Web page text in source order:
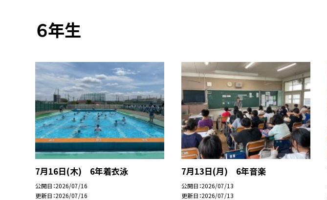
６年生
7月16日(木) 6年着衣泳
公開日 2026/07/16
更新日 2026/07/16
7月13日(月) 6年音楽
公開日 2026/07/13
更新日 2026/07/13